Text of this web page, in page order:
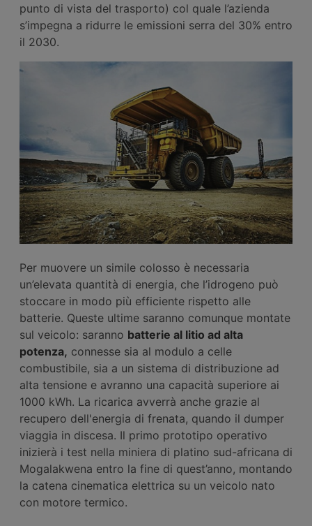
punto di vista del trasporto) col quale l’azienda
s’impegna a ridurre le emissioni serra del 30% entro
il 2030.
Per muovere un simile colosso è necessaria
un’elevata quantità di energia, che l’idrogeno può
stoccare in modo più efficiente rispetto alle
batterie. Queste ultime saranno comunque montate
sul veicolo: saranno batterie al litio ad alta
potenza, connesse sia al modulo a celle
combustibile, sia a un sistema di distribuzione ad
alta tensione e avranno una capacità superiore ai
1000 kWh. La ricarica avverrà anche grazie al
recupero dell'energia di frenata, quando il dumper
viaggia in discesa. Il primo prototipo operativo
inizierà i test nella miniera di platino sud-africana di
Mogalakwena entro la fine di quest’anno, montando
la catena cinematica elettrica su un veicolo nato
con motore termico.